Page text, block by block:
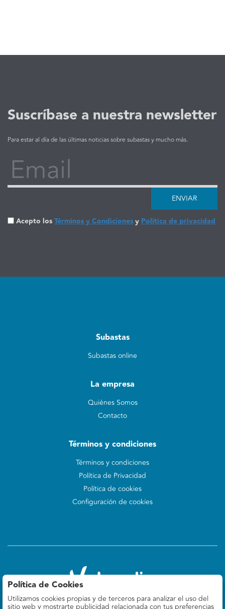
Suscríbase a nuestra newsletter
Para estar al día de las últimas noticias sobre subastas y mucho más.
Email
ENVIAR
Acepto losTérminos y CondicionesyPolítica de privacidad
Subastas
Subastas online
La empresa
Quiénes Somos
Contacto
Términos y condiciones
Términos y condiciones
Política de Privacidad
Política de cookies
Configuración de cookies
Valoralia
Política de Cookies
Utilizamos cookies propias y de terceros para analizar el uso del
sitio web y mostrarte publicidad relacionada con tus preferencias